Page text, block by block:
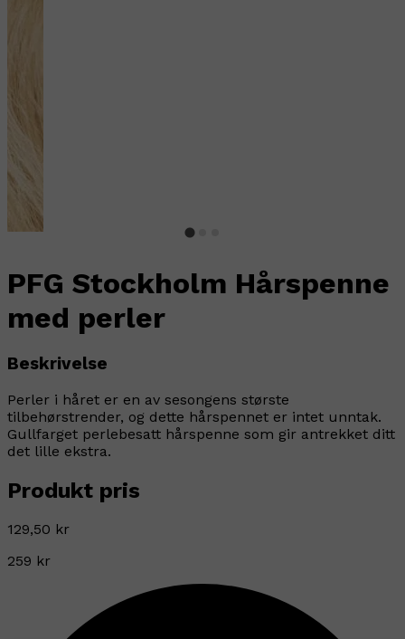
PFG Stockholm Hårspenne
med perler
Beskrivelse
Perler i håret er en av sesongens største
tilbehørstrender, og dette hårspennet er intet unntak.
Gullfarget perlebesatt hårspenne som gir antrekket ditt
det lille ekstra.
Produkt pris
129,50 kr
259 kr